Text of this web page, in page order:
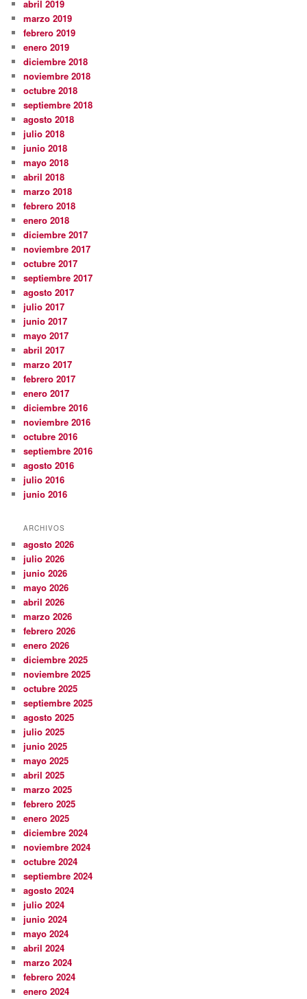
abril 2019
marzo 2019
febrero 2019
enero 2019
diciembre 2018
noviembre 2018
octubre 2018
septiembre 2018
agosto 2018
julio 2018
junio 2018
mayo 2018
abril 2018
marzo 2018
febrero 2018
enero 2018
diciembre 2017
noviembre 2017
octubre 2017
septiembre 2017
agosto 2017
julio 2017
junio 2017
mayo 2017
abril 2017
marzo 2017
febrero 2017
enero 2017
diciembre 2016
noviembre 2016
octubre 2016
septiembre 2016
agosto 2016
julio 2016
junio 2016
ARCHIVOS
agosto 2026
julio 2026
junio 2026
mayo 2026
abril 2026
marzo 2026
febrero 2026
enero 2026
diciembre 2025
noviembre 2025
octubre 2025
septiembre 2025
agosto 2025
julio 2025
junio 2025
mayo 2025
abril 2025
marzo 2025
febrero 2025
enero 2025
diciembre 2024
noviembre 2024
octubre 2024
septiembre 2024
agosto 2024
julio 2024
junio 2024
mayo 2024
abril 2024
marzo 2024
febrero 2024
enero 2024